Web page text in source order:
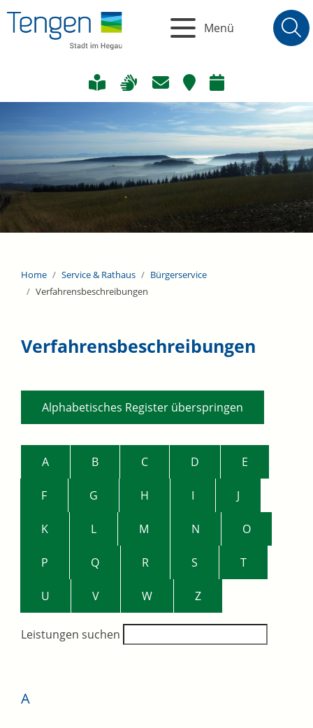
Menü
Home Service & Rathaus
Bürgerservice
Verfahrensbeschreibungen
Verfahrensbeschreibungen
Alphabetisches Register überspringen
A B C D E
F G H I J
K L M N O
P Q R S T
U V W Z
Leistungen suchen
A